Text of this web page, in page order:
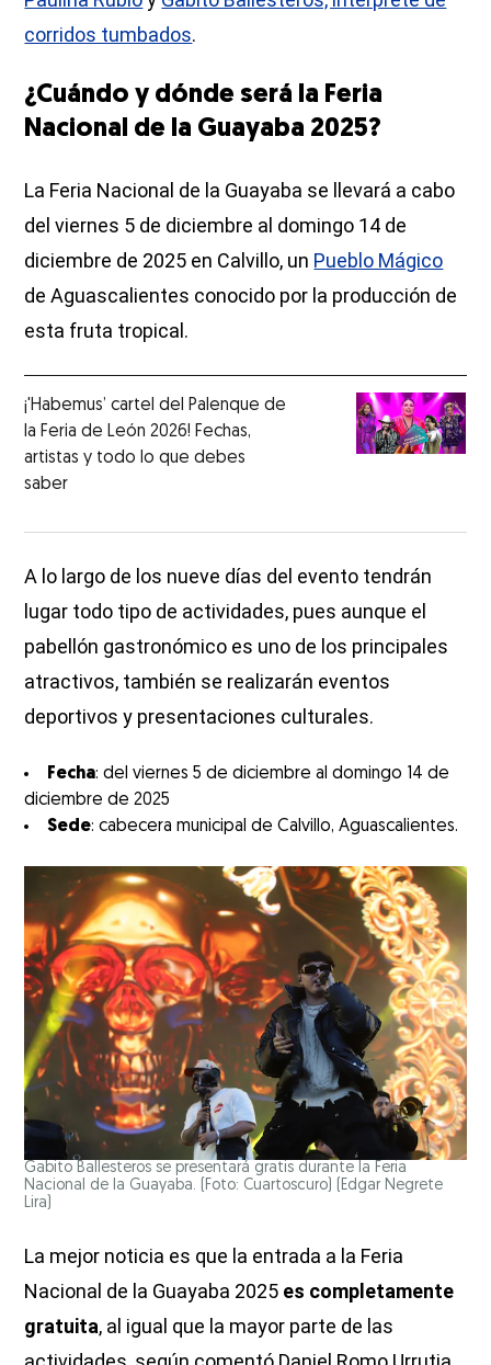
corridos tumbados.
¿Cuándo y dónde será la Feria
Nacional de la Guayaba 2025?
La Feria Nacional de la Guayaba se llevará a cabo
del viernes 5 de diciembre al domingo 14 de
diciembre de 2025 en Calvillo, un Pueblo Mágico
de Aguascalientes conocido por la producción de
esta fruta tropical.
¡'Habemus’ cartel del Palenque de
la Feria de León 2026! Fechas,
artistas y todo lo que debes
saber
A lo largo de los nueve días del evento tendrán
lugar todo tipo de actividades, pues aunque el
pabellón gastronómico es uno de los principales
atractivos, también se realizarán eventos
deportivos y presentaciones culturales.
Fecha: del viernes 5 de diciembre al domingo 14 de
diciembre de 2025
Sede: cabecera municipal de Calvillo, Aguascalientes.
Gabito Ballesteros se presentará gratis durante la Feria
Nacional de la Guayaba. (Foto: Cuartoscuro)
(Edgar Negrete
Lira)
La mejor noticia es que la entrada a la Feria
Nacional de la Guayaba 2025 es completamente
gratuita, al igual que la mayor parte de las